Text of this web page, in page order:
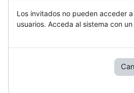
Los invitados no pueden acceder
usuarios. Acceda al sistema con